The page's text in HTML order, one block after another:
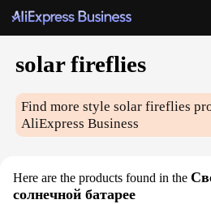
solar fireflies
Find more stylesolar fireflies
AliExpress Business
Here are the products found in the
солнечной батарее